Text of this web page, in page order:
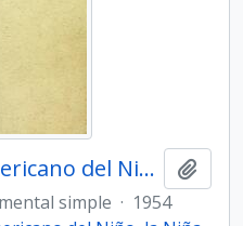
Tercer Congreso Americano del Niño. Organización y conclusiones
simple · 1954